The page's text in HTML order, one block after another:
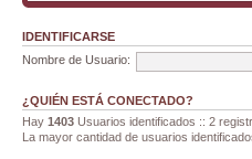
IDENTIFICARSE
Nombre de Usuario:
¿QUIÉN ESTÁ CONECTADO?
Hay 1403 Usuarios identificados :: 2
La mayor cantidad de usuarios